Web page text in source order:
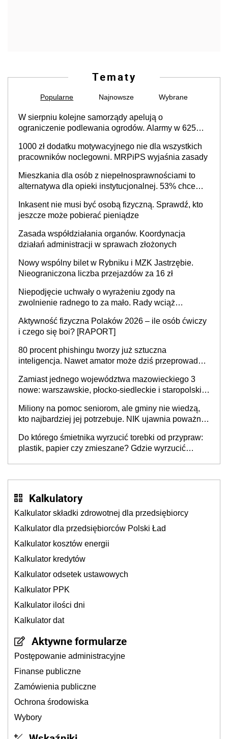
Tematy
Popularne Najnowsze Wybrane
W sierpniu kolejne samorządy apelują o
ograniczenie podlewania ogrodów. Alarmy w 625
cały kraj
1000 zł dodatku motywacyjnego nie dla wszystkich
pracowników noclegowni. MRPiPS wyjaśnia zasady
Mieszkania dla osób z niepełnosprawnościami to
alternatywa dla opieki instytucjonalnej. 53% chce
Inkasent nie musi być osobą fizyczną. Sprawdź, kto
jeszcze może pobierać pieniądze
Zasada współdziałania organów. Koordynacja
działań administracji w sprawach złożonych
Nowy wspólny bilet w Rybniku i MZK Jastrzębie.
Nieograniczona liczba przejazdów za 16 zł
Niepodjęcie uchwały o wyrażeniu zgody na
zwolnienie radnego to za mało. Rady wciąż
sprawy
Aktywność fizyczna Polaków 2026 – ile osób ćwiczy
i czego się boi? [RAPORT]
80 procent phishingu tworzy już sztuczna
inteligencja. Nawet amator może dziś przeprowadzić
Zamiast jednego województwa mazowieckiego 3
nowe: warszawskie, płocko-siedleckie i staropolskie.
stołecznych
Miliony na pomoc seniorom, ale gminy nie wiedzą,
kto najbardziej jej potrzebuje. NIK ujawnia poważną
Do którego śmietnika wyrzucić torebki od przypraw:
plastik, papier czy zmieszane? Gdzie wyrzucić
Kalkulatory
Kalkulator składki zdrowotnej dla przedsiębiorcy
Kalkulator dla przedsiębiorców Polski Ład
Kalkulator kosztów energii
Kalkulator kredytów
Kalkulator odsetek ustawowych
Kalkulator PPK
Kalkulator ilości dni
Kalkulator dat
Aktywne formularze
Postępowanie administracyjne
Finanse publiczne
Zamówienia publiczne
Ochrona środowiska
Wybory